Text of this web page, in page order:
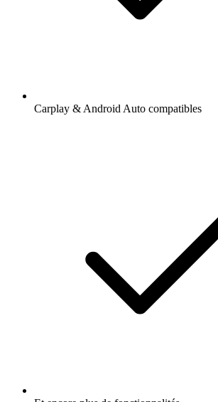
Carplay & Android Auto compatibles